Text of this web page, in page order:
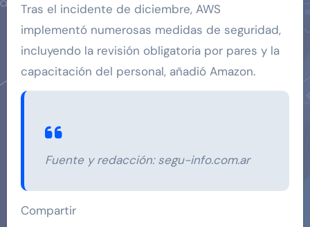
Tras el incidente de diciembre, AWS
implementó numerosas medidas de seguridad,
incluyendo la revisión obligatoria por pares y la
capacitación del personal, añadió Amazon.
Fuente y redacción: segu-info.com.ar
Compartir